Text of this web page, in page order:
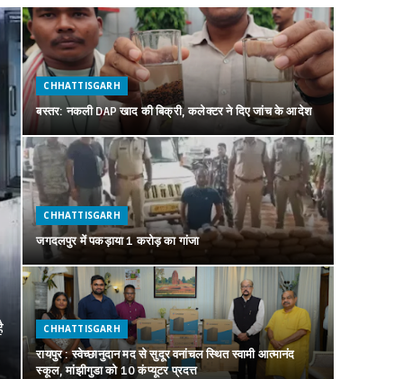
CHHATTISGARH
बस्तर: नकली DAP खाद की बिक्री, कलेक्टर ने दिए जांच के आदेश
CHHATTISGARH
जगदलपुर में पकड़ाया 1 करोड़ का गांजा
CHHATTISGARH
रायपुर : स्वेच्छानुदान मद से सुदूर वनांचल स्थित स्वामी आत्मानंद
स्कूल, मांझीगुडा को 10 कंप्यूटर प्रदत्त